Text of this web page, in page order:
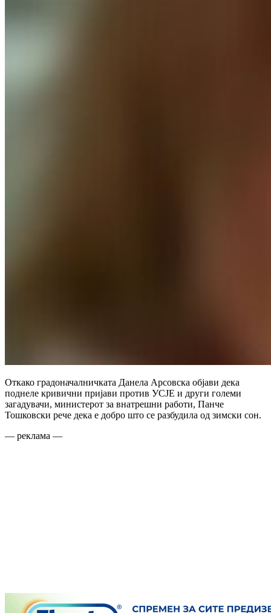
Откако градоначалничката Данела Арсовска објави дека
поднеле кривични пријави против УСЈЕ и други големи
загадувачи, министерот за внатрешни работи, Панче
Тошковски рече дека е добро што се разбудила од зимски сон.
— реклама —